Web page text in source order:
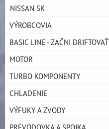
NISSAN SK
VÝROBCOVIA
BASIC LINE - ZAČNI DRIFTOVAŤ
MOTOR
TURBO KOMPONENTY
CHLADENIE
VÝFUKY A ZVODY
PREVODOVKA A SPOJKA